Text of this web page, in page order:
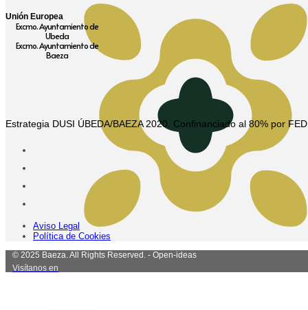
Unión Europea
Excmo. Ayuntamiento de
Ubeda
Excmo. Ayuntamiento de
Baeza
Estrategia DUSI ÚBEDA/BAEZA 2020. Confinanciado al 80% por
Aviso Legal
Política de Cookies
© 2025 Baeza. All Rights Reserved. - Open-ideas
Visítanos en